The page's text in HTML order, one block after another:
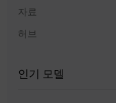
자료
허브
인기 모델